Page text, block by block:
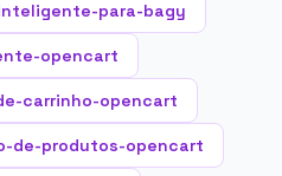
para-bagy
opencart
carrinho-opencart
de-produtos-opencart